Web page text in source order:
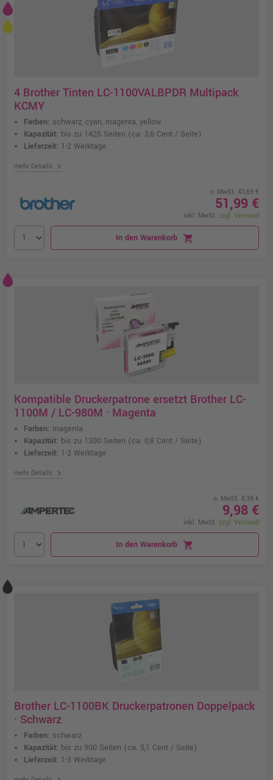
4 Brother Tinten LC-1100VALBPDR Multipack
KCMY
Farben: schwarz, cyan, magenta, yellow
Kapazität: bis zu 1425 Seiten (ca. 3,6 Cent / Seite)
Lieferzeit: 1-2 Werktage
mehr Details chevron_right
o. MwSt. 43,69 €
51,99 €
inkl. MwSt. zzgl. Versand
In den Warenkorb shopping_cart
Kompatible Druckerpatrone ersetzt Brother LC-
1100M / LC-980M · Magenta
Farben: magenta
Kapazität: bis zu 1300 Seiten (ca. 0,8 Cent / Seite)
Lieferzeit: 1-2 Werktage
mehr Details chevron_right
o. MwSt. 8,39 €
9,98 €
inkl. MwSt. zzgl. Versand
In den Warenkorb shopping_cart
Brother LC-1100BK Druckerpatronen Doppelpack
· Schwarz
Farben: schwarz
Kapazität: bis zu 900 Seiten (ca. 5,1 Cent / Seite)
Lieferzeit: 1-3 Werktage